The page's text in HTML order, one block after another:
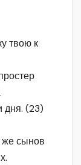
твою к
дня. (23)
же сынов